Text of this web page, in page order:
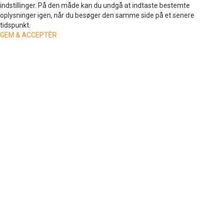
indstillinger. På den måde kan du undgå at indtaste bestemte
oplysninger igen, når du besøger den samme side på et senere
tidspunkt.
GEM & ACCEPTÈR